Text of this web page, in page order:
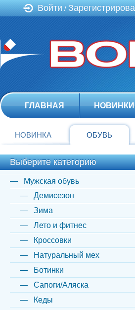
Войти /
ГЛАВНАЯ НОВИНКИ
НОВИНКА ОБУВЬ
Выберите категорию
Мужская обувь
Демисезон
Зима
Лето и фитнес
Кроссовки
Натуральный мех
Ботинки
Сапоги/Аляска
Кеды